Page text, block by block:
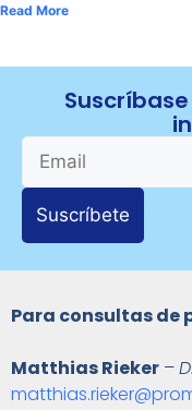
Read More
Suscríbete
Para consultas de
Matthias Rieker –